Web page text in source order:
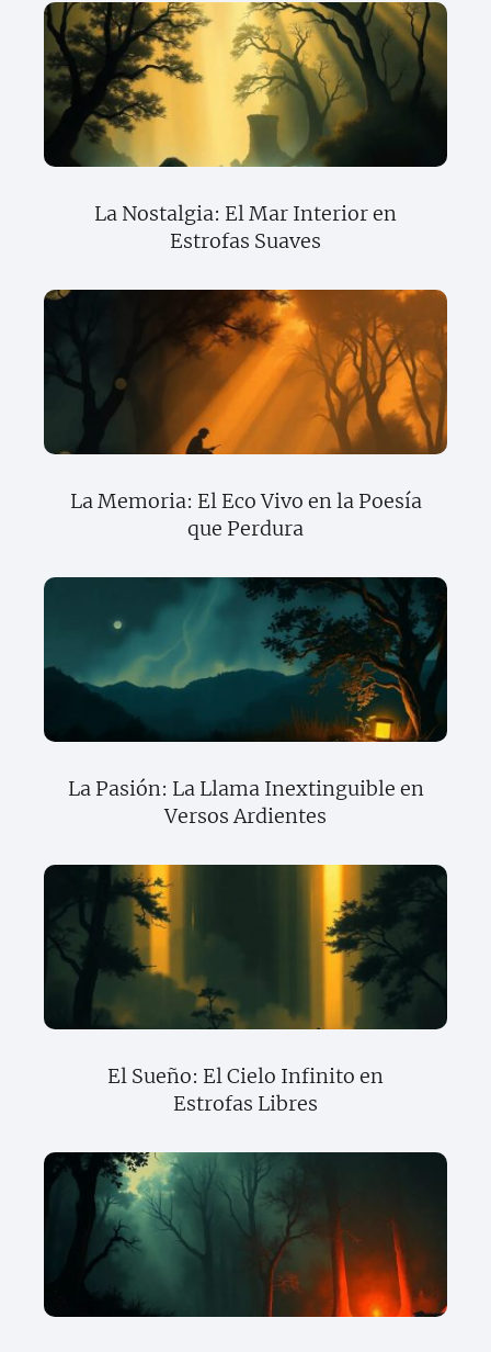
La Nostalgia: El Mar Interior en
Estrofas Suaves
La Memoria: El Eco Vivo en la Poesía
que Perdura
La Pasión: La Llama Inextinguible en
Versos Ardientes
El Sueño: El Cielo Infinito en
Estrofas Libres